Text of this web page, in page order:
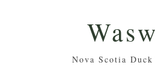
Nova Scotia